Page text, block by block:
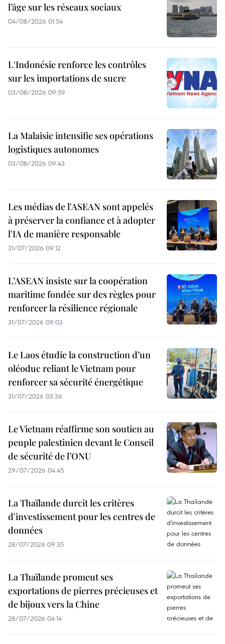
l’âge sur les réseaux sociaux
04/08/2026 01:54
L'Indonésie renforce les contrôles
sur les importations de sucre
03/08/2026 09:59
La Malaisie intensifie ses opérations
logistiques autonomes
03/08/2026 09:43
Les médias de l'ASEAN sont appelés
à préserver la confiance et à adopter
l'IA de manière responsable
31/07/2026 09:12
L’ASEAN insiste sur la coopération
maritime fondée sur des règles pour
renforcer la résilience régionale
31/07/2026 09:03
Le Laos étudie la construction d’un
oléoduc reliant le Vietnam pour
renforcer sa sécurité énergétique
31/07/2026 03:36
Le Vietnam réaffirme son soutien au
peuple palestinien devant le Conseil
de sécurité de l’ONU
29/07/2026 04:45
La Thaïlande durcit les critères
d'investissement pour les centres de
données
28/07/2026 09:35
La Thaïlande promeut ses
exportations de pierres précieuses et
de bijoux vers la Chine
28/07/2026 04:14